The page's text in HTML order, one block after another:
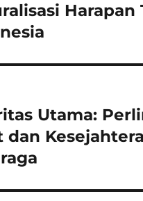
Harapan
Utama:
dan